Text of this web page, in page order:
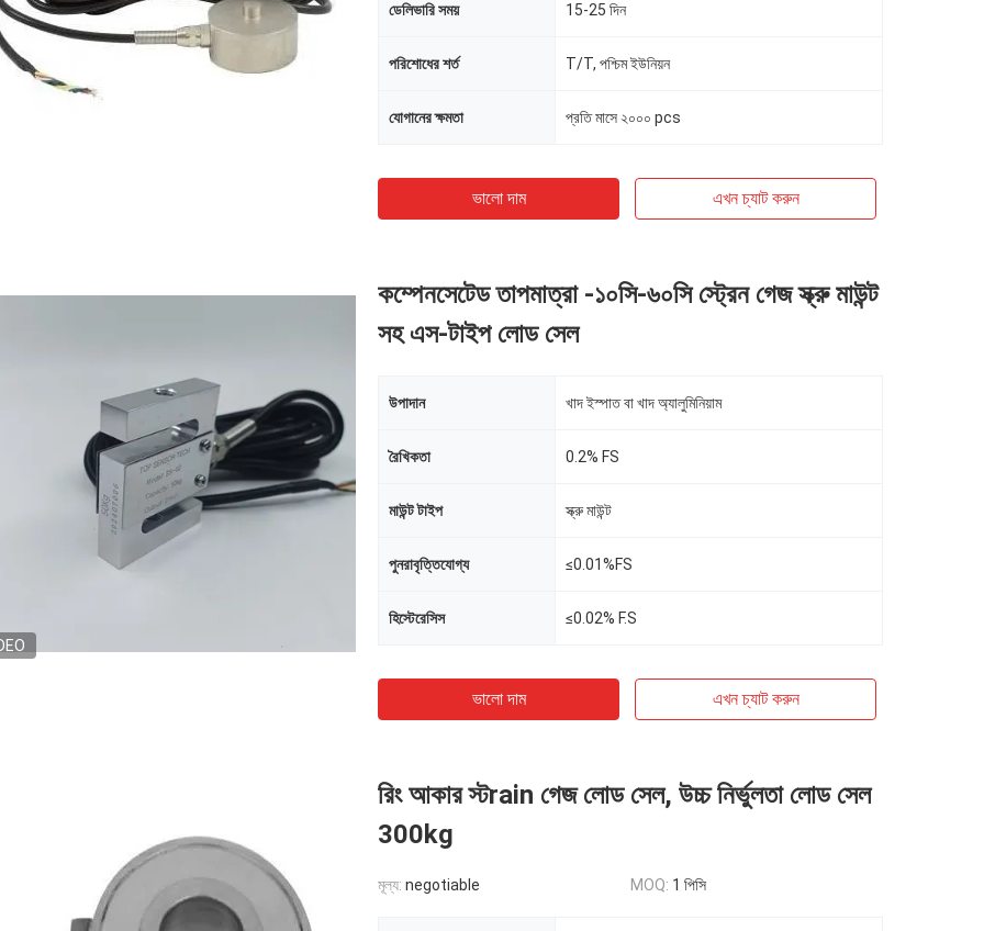
ডেলিভারি সময় 15-25 দিন
পরিশোধের শর্ত T/T, পশ্চিম ইউনিয়ন
যোগানের ক্ষমতা প্রতি মাসে ২০০০ pcs
ভালো দাম এখন চ্যাট করুন
কম্পেনসেটেড তাপমাত্রা -১০সি-৬০সি স্ট্রেন গেজ স্ক্রু মাউন্ট
সহ এস-টাইপ লোড সেল
উপাদান খাদ ইস্পাত বা খাদ অ্যালুমিনিয়াম
রৈখিকতা 0.2% FS
মাউন্ট টাইপ স্ক্রু মাউন্ট
পুনরাবৃত্তিযোগ্য ≤0.01%FS
হিস্টেরেসিস ≤0.02% F.S
ভালো দাম এখন চ্যাট করুন
রিং আকার স্টrain গেজ লোড সেল, উচ্চ নির্ভুলতা লোড সেল
300kg
মূল্য: negotiable MOQ: 1 পিসি